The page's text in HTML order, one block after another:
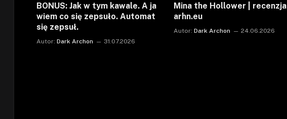
BONUS: Jak w tym kawale. A ja
wiem co się zepsuło. Automat
się zepsuł.
Autor: Dark Archon 31.07.2026
Mina the Hollower | recenzja
arhn.eu
Autor: Dark Archon 24.06.2026